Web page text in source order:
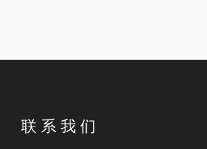
联 系 我 们